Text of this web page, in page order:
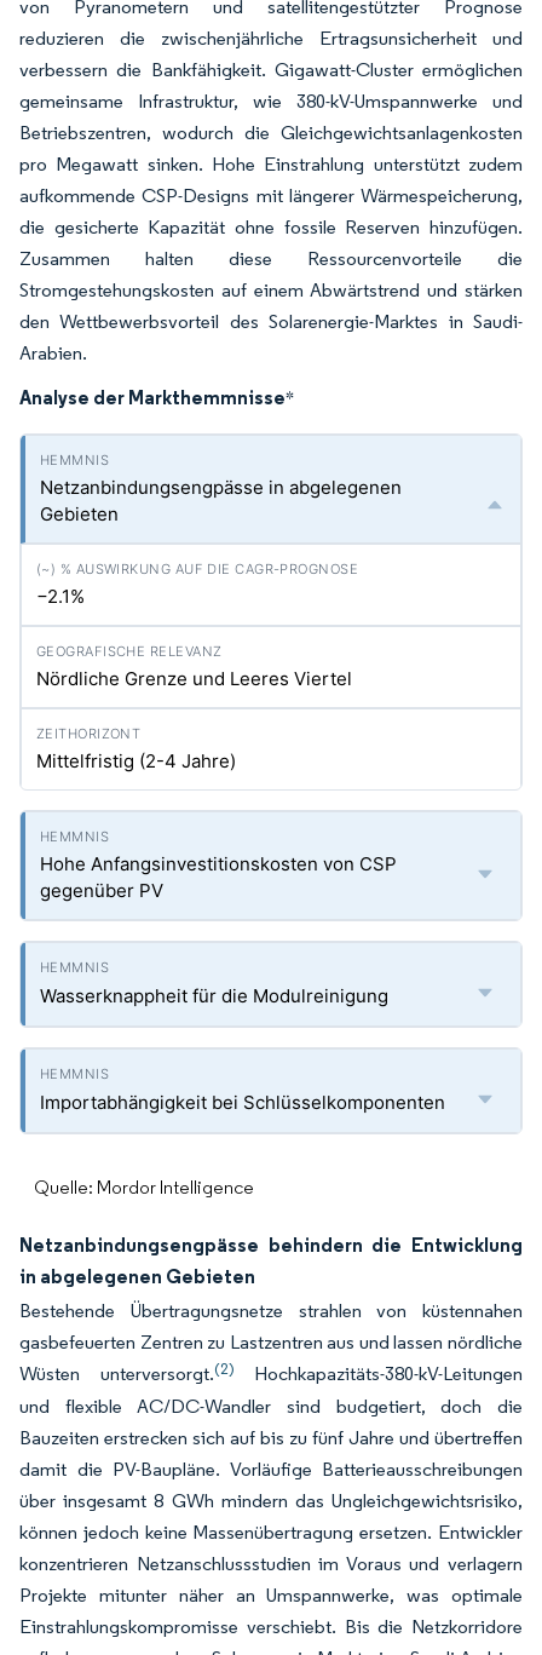
von Pyranometern und satellitengestützter Prognose
reduzieren die zwischenjährliche Ertragsunsicherheit und
verbessern die Bankfähigkeit. Gigawatt-Cluster ermöglichen
gemeinsame Infrastruktur, wie 380-kV-Umspannwerke und
Betriebszentren, wodurch die Gleichgewichtsanlagenkosten
pro Megawatt sinken. Hohe Einstrahlung unterstützt zudem
aufkommende CSP-Designs mit längerer Wärmespeicherung,
die gesicherte Kapazität ohne fossile Reserven hinzufügen.
Zusammen halten diese Ressourcenvorteile die
Stromgestehungskosten auf einem Abwärtstrend und stärken
den Wettbewerbsvorteil des Solarenergie-Marktes in Saudi-
Arabien.
Analyse der Markthemmnisse*
Netzanbindungsengpässe in abgelegenen
Gebieten
−2.1%
Nördliche Grenze und Leeres Viertel
Mittelfristig (2-4 Jahre)
Hohe Anfangsinvestitionskosten von CSP
gegenüber PV
Wasserknappheit für die Modulreinigung
Importabhängigkeit bei Schlüsselkomponenten
Quelle: Mordor Intelligence
Netzanbindungsengpässe behindern die Entwicklung
in abgelegenen Gebieten
Bestehende Übertragungsnetze strahlen von küstennahen
gasbefeuerten Zentren zu Lastzentren aus und lassen nördliche
Wüsten unterversorgt.(2) Hochkapazitäts-380-kV-Leitungen
und flexible AC/DC-Wandler sind budgetiert, doch die
Bauzeiten erstrecken sich auf bis zu fünf Jahre und übertreffen
damit die PV-Baupläne. Vorläufige Batterieausschreibungen
über insgesamt 8 GWh mindern das Ungleichgewichtsrisiko,
können jedoch keine Massenübertragung ersetzen. Entwickler
konzentrieren Netzanschlussstudien im Voraus und verlagern
Projekte mitunter näher an Umspannwerke, was optimale
Einstrahlungskompromisse verschiebt. Bis die Netzkorridore